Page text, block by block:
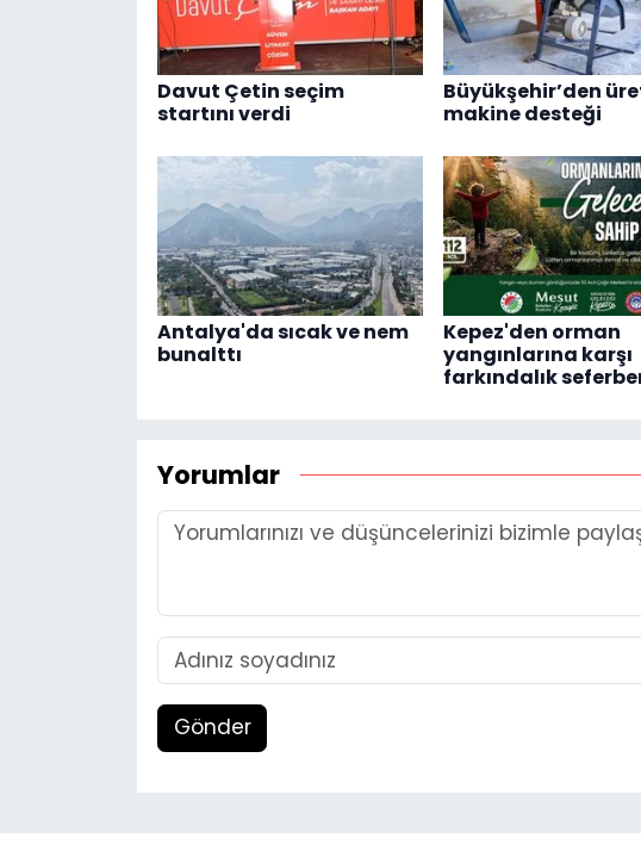
Davut Çetin seçim
startını verdi
Büyükşehir’den
makine desteği
Antalya'da sıcak ve nem
bunalttı
Kepez'den orman
yangınlarına karşı
farkındalık
Yorumlar
Gönder